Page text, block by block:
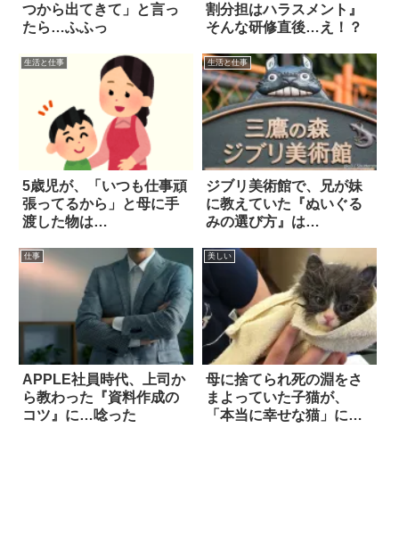
つから出てきて」と言っ
たら…ふふっ
割分担はハラスメント』
そんな研修直後…え！？
生活と仕事
5歳児が、「いつも仕事頑
張ってるから」と母に手
渡した物は…
生活と仕事
ジブリ美術館で、兄が妹
に教えていた『ぬいぐる
みの選び方』は…
仕事
APPLE社員時代、上司か
ら教わった『資料作成の
コツ』に…唸った
美しい
母に捨てられ死の淵をさ
まよっていた子猫が、
「本当に幸せな猫」にな